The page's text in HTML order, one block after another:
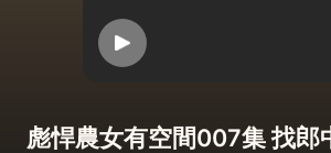
彪悍農女有空間007集 找郎